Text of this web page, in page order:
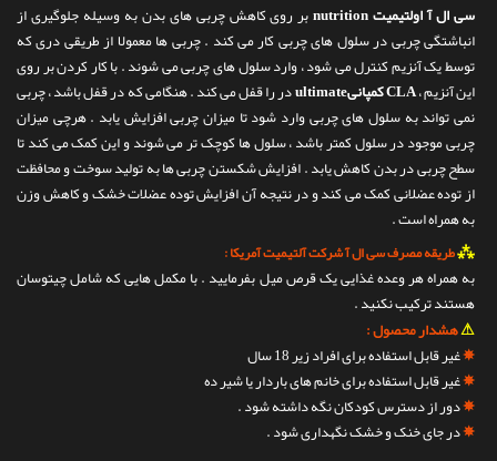
سی ال آ اولتیمیت nutrition
بر روی کاهش چربی های بدن به وسیله جلوگیری از
انباشتگی چربی در سلول های چربی کار می کند . چربی ها معمولا از طریقی دری که
توسط یک آنزیم کنترل می شود ، وارد سلول های چربی می شوند . با کار کردن بر روی
این آنزیم ،CLA کمپانیultimate
در را قفل می کند . هنگامی که در قفل باشد ، چربی
نمی تواند به سلول های چربی وارد شود تا میزان چربی افزایش یابد . هرچی میزان
چربی موجود در سلول کمتر باشد ، سلول ها کوچک تر می شوند و این کمک می کند تا
سطح چربی در بدن کاهش یابد . افزایش شکستن چربی ها به تولید سوخت و محافظت
از توده عضلانی کمک می کند و در نتیجه آن افزایش توده عضلات خشک و کاهش وزن
به همراه است .
⁂طریقه مصرف سی ال آ شرکت آلتیمیت آمریکا :
به همراه هر وعده غذایی یک قرص میل بفرمایید . با مکمل هایی که شامل چیتوسان
هستند ترکیب نکنید .
⚠هشدار محصول :
✵غیر قابل استفاده برای افراد زیر 18 سال
✵غیر قابل استفاده برای خانم های باردار یا شیر ده
✵دور از دسترس کودکان نگه داشته شود .
✵در جای خنک و خشک نگهداری شود .